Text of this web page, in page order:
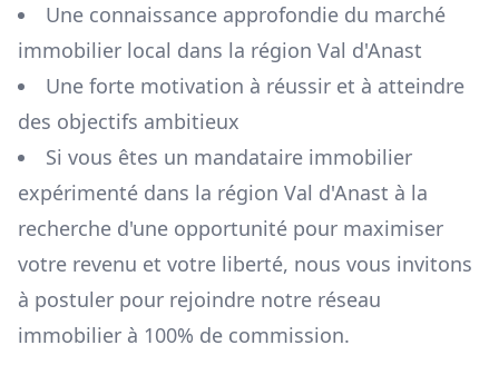
Une connaissance approfondie du marché
immobilier local dans la région Val d'Anast
Une forte motivation à réussir et à atteindre
des objectifs ambitieux
Si vous êtes un mandataire immobilier
expérimenté dans la région Val d'Anast à la
recherche d'une opportunité pour maximiser
votre revenu et votre liberté, nous vous invitons
à postuler pour rejoindre notre réseau
immobilier à 100% de commission.